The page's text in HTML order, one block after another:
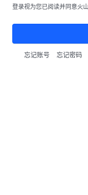
登录视为您已阅读并同意火
忘记账号 忘记密码